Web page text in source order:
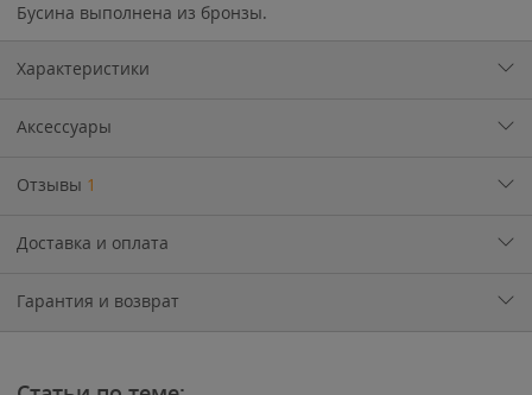
Бусина выполнена из бронзы.
Характеристики
Аксессуары
Отзывы 1
Доставка и оплата
Гарантия и возврат